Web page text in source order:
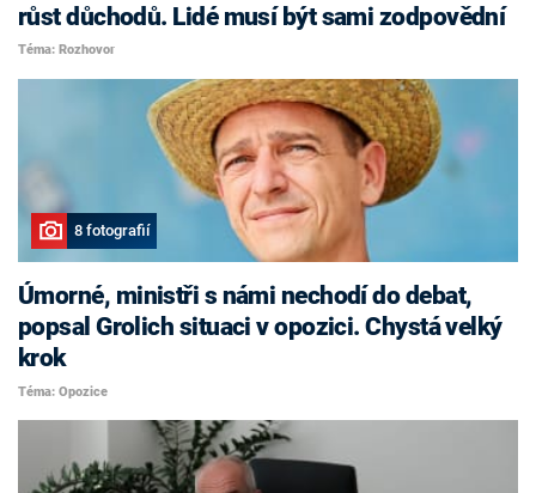
růst důchodů. Lidé musí být sami zodpovědní
Téma: Rozhovor
8 fotografií
Úmorné, ministři s námi nechodí do debat,
popsal Grolich situaci v opozici. Chystá velký
krok
Téma: Opozice